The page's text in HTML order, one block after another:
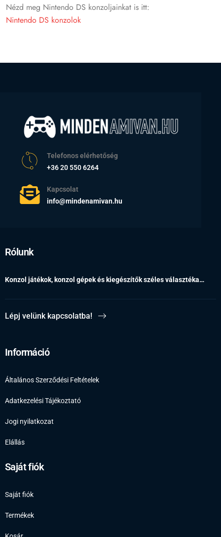
Nézd meg Nintendo DS konzoljainkat is itt:
Nintendo DS konzolok
Telefonos elérhetőség
+36 20 550 6264
Kapcsolat
info@mindenamivan.hu
Rólunk
Konzol játékok, konzol gépek és kiegészítők széles választéka…
Lépj velünk kapcsolatba!
Információ
Általános Szerződési Feltételek
Adatkezelési Tájékoztató
Jogi nyilatkozat
Elállás
Saját fiók
Saját fiók
Termékek